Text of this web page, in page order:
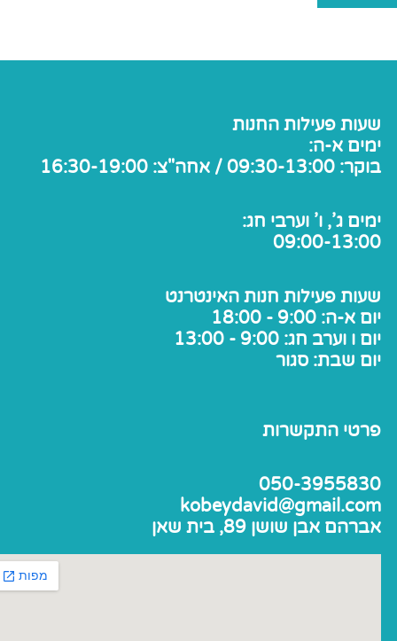
שעות פעילות החנות
ימים א-ה:
בוקר: 09:30-13:00 / אחה"צ: 16:30-19:00
ימים ג', ו' וערבי חג:
09:00-13:00
שעות פעילות חנות האינטרנט
יום א-ה: 9:00 - 18:00
יום ו וערב חג: 9:00 - 13:00
יום שבת: סגור
פרטי התקשרות
050-3955830
kobeydavid@gmail.com
אברהם אבן שושן 89, בית שאן